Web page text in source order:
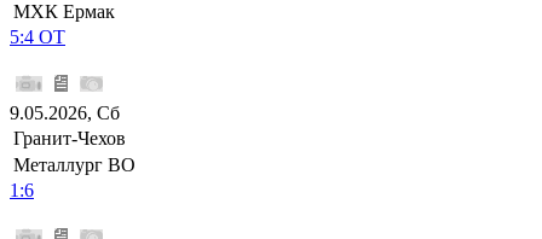
МХК Ермак
5:4 ОТ
9.05.2026, Сб
Гранит-Чехов
Металлург ВО
1:6